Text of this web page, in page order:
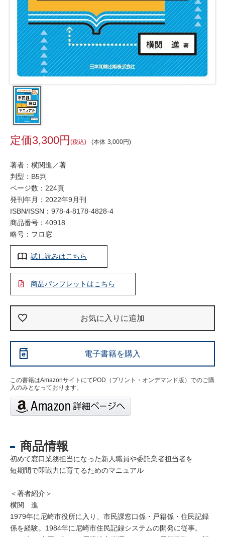
本体 3,000
3,300 税込
著者：横関進／著
判型：B5判
ページ数：224頁
発刊年月：2022年9月刊
ISBN/ISSN： 978-4-8178-4828-4
商品番号：40918
略号：フロ窓
試し読みはこちら
商品パンフレットはこちら
お気に入りに追加
電子書籍を購入
この書籍はAmazonサイトにてPOD（プリント・オンデマンド版）でのご購
入のみとなっております。
商品情報
初めて窓口業務担当になった新人職員や委託業者担当者を
短期間で即戦力に育てるためのマニュアル
＜著者紹介＞
横関 進
1979年に尼崎市役所に入り、市民課窓口係・戸籍係・住民記録
係を経験。1984年に尼崎市住民記録システムの開発に従事。